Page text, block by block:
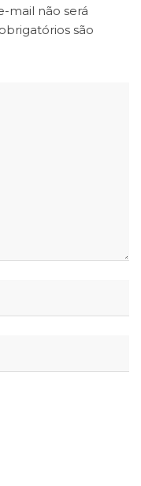
mail não será
são